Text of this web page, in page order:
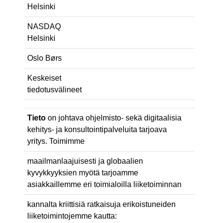
Helsinki
NASDAQ
Helsinki
Oslo Børs
Keskeiset
tiedotusvälineet
Tieto on johtava ohjelmisto- sekä digitaalisia
kehitys- ja konsultointipalveluita tarjoava
yritys. Toimimme
maailmanlaajuisesti ja globaalien
kyvykkyyksien myötä tarjoamme
asiakkaillemme eri toimialoilla liiketoiminnan
kannalta kriittisiä ratkaisuja erikoistuneiden
liiketoimintojemme kautta: